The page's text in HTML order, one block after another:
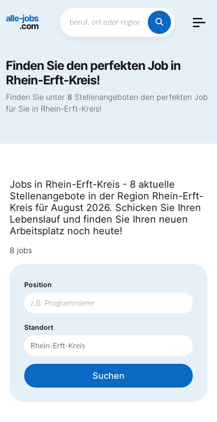
alle-jobs
.com
Finden Sie den perfekten Job in
Rhein-Erft-Kreis!
Finden Sie unter 8 Stellenangeboten den perfekten Job
für Sie in Rhein-Erft-Kreis!
Jobs in Rhein-Erft-Kreis - 8 aktuelle
Stellenangebote in der Region Rhein-Erft-
Kreis für August 2026. Schicken Sie Ihren
Lebenslauf und finden Sie Ihren neuen
Arbeitsplatz noch heute!
8 jobs
Position
Standort
Suchen